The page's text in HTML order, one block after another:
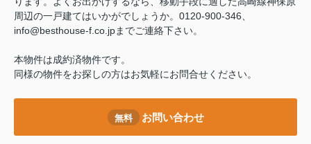
周辺の一戸建てはいかがでしょうか。0120-900-346、
info@besthouse-f.co.jpまでご連絡下さい。
本物件は成約済物件です。
同様の物件をお探しの方はお気軽にお問合せください。
無料 お問い合わせ